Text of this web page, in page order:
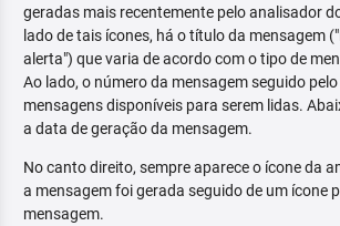
geradas mais recentemente pelo analisador
lado de tais ícones, há o título da mensagem
alerta") que varia de acordo com o tipo de
Ao lado, o número da mensagem seguido
mensagens disponíveis para serem lidas.
a data de geração da mensagem.
No canto direito, sempre aparece o ícone da
a mensagem foi gerada seguido de um ícone
mensagem.